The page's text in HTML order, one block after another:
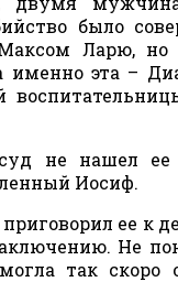
было
Ларю, но
именно эта –
не нашел ее
Иосиф.
ее к
Не
так скоро